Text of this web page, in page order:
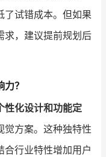
了试错成本。但如果
求，建议提前规划后
？
性化设计和功能定
觉方案。这种独特性
合行业特性增加用户